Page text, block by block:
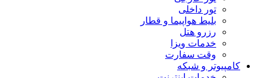
تور داخلی
بلیط هواپیما و قطار
رزرو هتل
خدمات ویزا
وقت سفارت
کامپیوتر و شبکه